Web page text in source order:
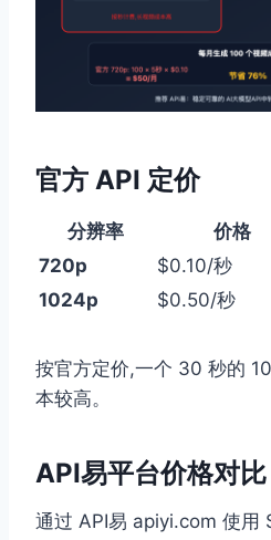
官方 API 定价
分辨率 价格
720p
$0.10/秒
1024p
$0.50/秒
按官方定价,一个 30 秒的
本较高。
API易平台价格对比
通过 API易 apiyi.com 使用